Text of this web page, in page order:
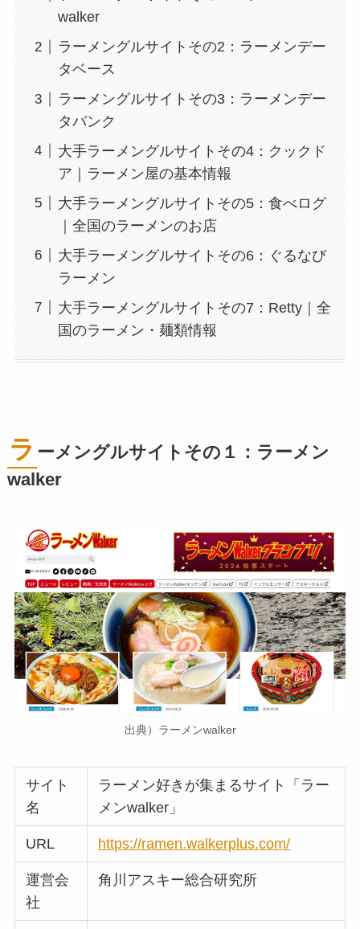
walker
ラーメングルサイトその2：ラーメンデー
タベース
ラーメングルサイトその3：ラーメンデー
タバンク
大手ラーメングルサイトその4：クックド
ア｜ラーメン屋の基本情報
大手ラーメングルサイトその5：食べログ
｜全国のラーメンのお店
大手ラーメングルサイトその6：ぐるなび
ラーメン
大手ラーメングルサイトその7：Retty｜全
国のラーメン・麺類情報
ラ ーメングルサイトその１：ラーメン
walker
出典）ラーメンwalker
サイト
名
ラーメン好きが集まるサイト「ラー
メンwalker」
URL https://ramen.walkerplus.com/
運営会
社
角川アスキー総合研究所